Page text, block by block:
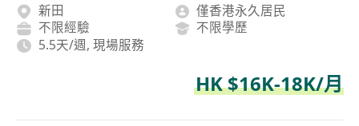
新田
僅香港永久居民
不限經驗
不限學歷
5.5天/週, 現場服務
HK $16K-18K/月